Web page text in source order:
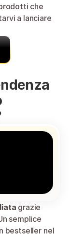
che
a lanciare
grazie
semplice
bestseller nel